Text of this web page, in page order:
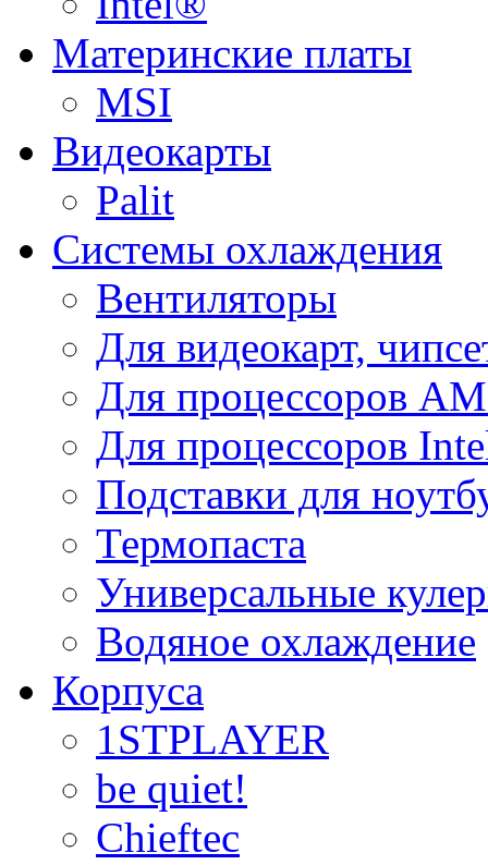
Материнские платы
MSI
Видеокарты
Palit
Системы охлаждения
Вентиляторы
Для видеокарт,
Для процессоров
Для процессоров
Подставки для
Термопаста
Универсальные
Водяное охлаждение
Корпуса
1STPLAYER
be quiet!
Chieftec